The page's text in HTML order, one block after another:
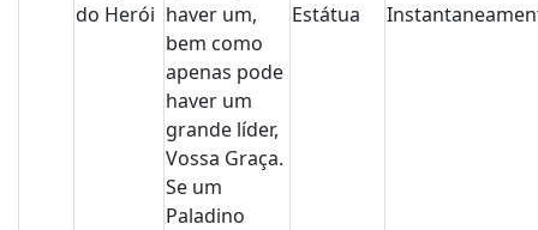
do Herói haver um,
bem como
apenas pode
haver um
grande líder,
Vossa Graça.
Se um
Paladino
Estátua